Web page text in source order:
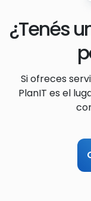
¿Tenés
Si ofreces
PlanIT es el